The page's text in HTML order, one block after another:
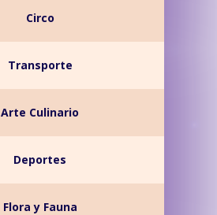
Circo
Transporte
Arte Culinario
Deportes
Flora y Fauna